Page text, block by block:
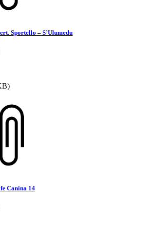
Sportello – S’Ulumedu
Canina 14